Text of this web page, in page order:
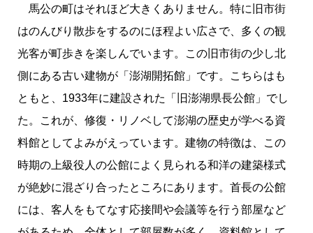
馬公の町はそれほど大きくありません。特に旧市街
はのんびり散歩をするのにほ程よい広さで、多くの観
光客が町歩きを楽しんでいます。この旧市街の少し北
側にある古い建物が「澎湖開拓館」です。こちらはも
ともと、1933年に建設された「旧澎湖県長公館」でし
た。これが、修復・リノベして澎湖の歴史が学べる資
料館としてよみがえっています。建物の特徴は、この
時期の上級役人の公館によく見られる和洋の建築様式
が絶妙に混ざり合ったところにあります。首長の公館
には、客人をもてなす応接間や会議等を行う部屋など